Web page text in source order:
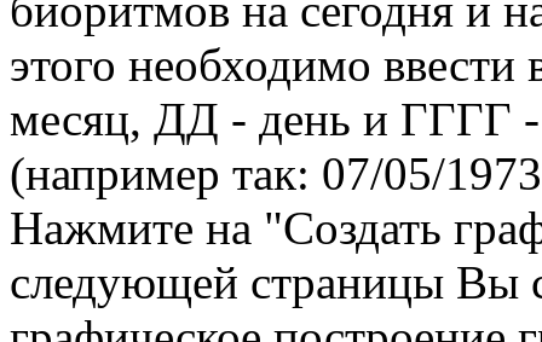
этого необходимо
месяц, ДД - день и ГГГГ -
(например так: 07/05/
Нажмите на "Создать
следующей страницы Вы